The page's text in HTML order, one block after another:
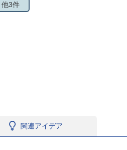
他3件
関連アイデア